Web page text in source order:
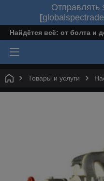
Отправлять
[
Найдётся всё: от болта и
Товары и услуги